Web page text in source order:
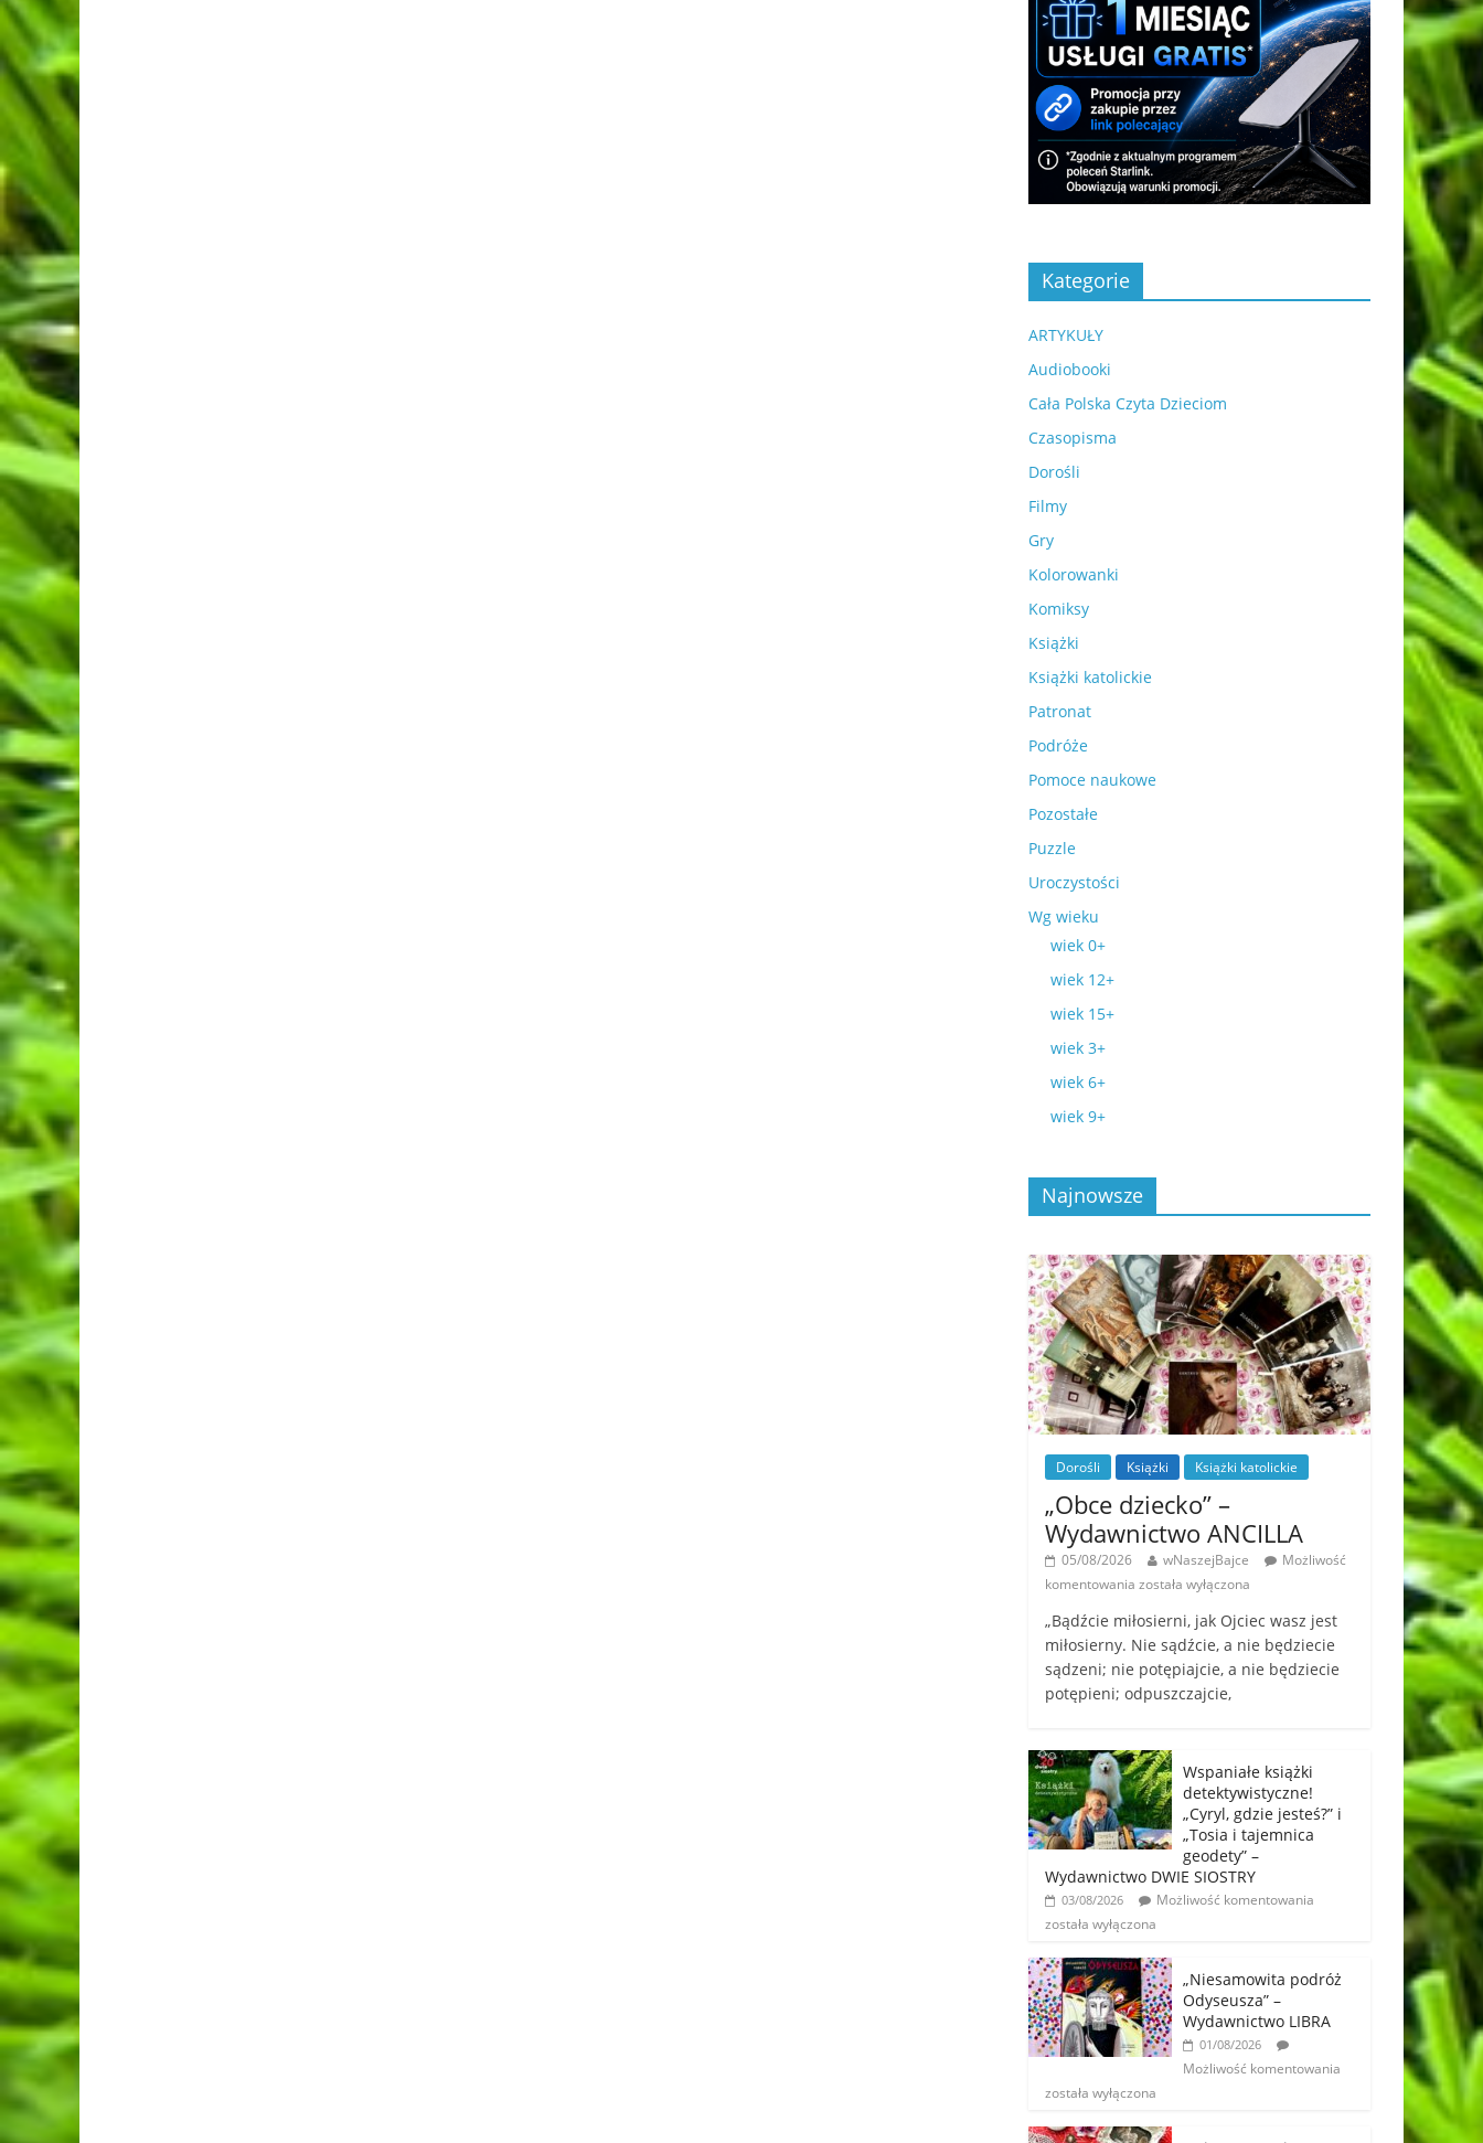
Kategorie
ARTYKUŁY
Audiobooki
Cała Polska Czyta Dzieciom
Czasopisma
Dorośli
Filmy
Gry
Kolorowanki
Komiksy
Książki
Książki katolickie
Patronat
Podróże
Pomoce naukowe
Pozostałe
Puzzle
Uroczystości
Wg wieku
wiek 0+
wiek 12+
wiek 15+
wiek 3+
wiek 6+
wiek 9+
Najnowsze
Dorośli Książki Książki katolickie
„Obce dziecko” –
Wydawnictwo ANCILLA
05/08/2026 wNaszejBajce
Możliwość
komentowania została wyłączona
„Bądźcie miłosierni, jak Ojciec wasz jest
miłosierny. Nie sądźcie, a nie będziecie
sądzeni; nie potępiajcie, a nie będziecie
potępieni; odpuszczajcie,
Wspaniałe książki
detektywistyczne!
„Cyryl, gdzie jesteś?” i
„Tosia i tajemnica
geodety” –
Wydawnictwo DWIE SIOSTRY
03/08/2026
Możliwość komentowania
została wyłączona
„Niesamowita podróż
Odyseusza” –
Wydawnictwo LIBRA
01/08/2026
Możliwość komentowania
została wyłączona